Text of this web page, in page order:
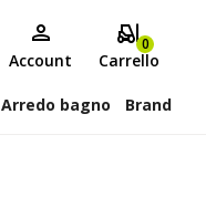
Account
0
Carrello
Arredo bagno Brand